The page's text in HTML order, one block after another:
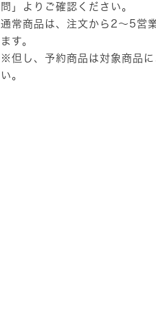
問」
よりご確認ください。
通常商品は、注文から2～5営
ます。
※但し、予約商品は対象商品
い。